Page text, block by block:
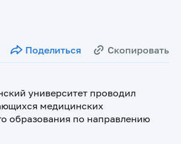
Поделиться Скопировать
университет проводил
медицинских
образования по направлению